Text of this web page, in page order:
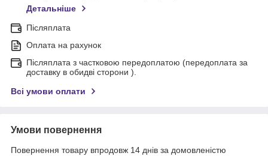
Детальніше
Післяплата
Оплата на рахунок
Післяплата з частковою передоплатою (передоплата за
доставку в обидві сторони ).
Всі умови оплати
Умови повернення
Повернення товару впродовж 14 днів за домовленістю